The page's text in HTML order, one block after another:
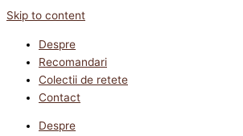
Skip to content
Despre
Recomandari
Colectii de retete
Contact
Despre